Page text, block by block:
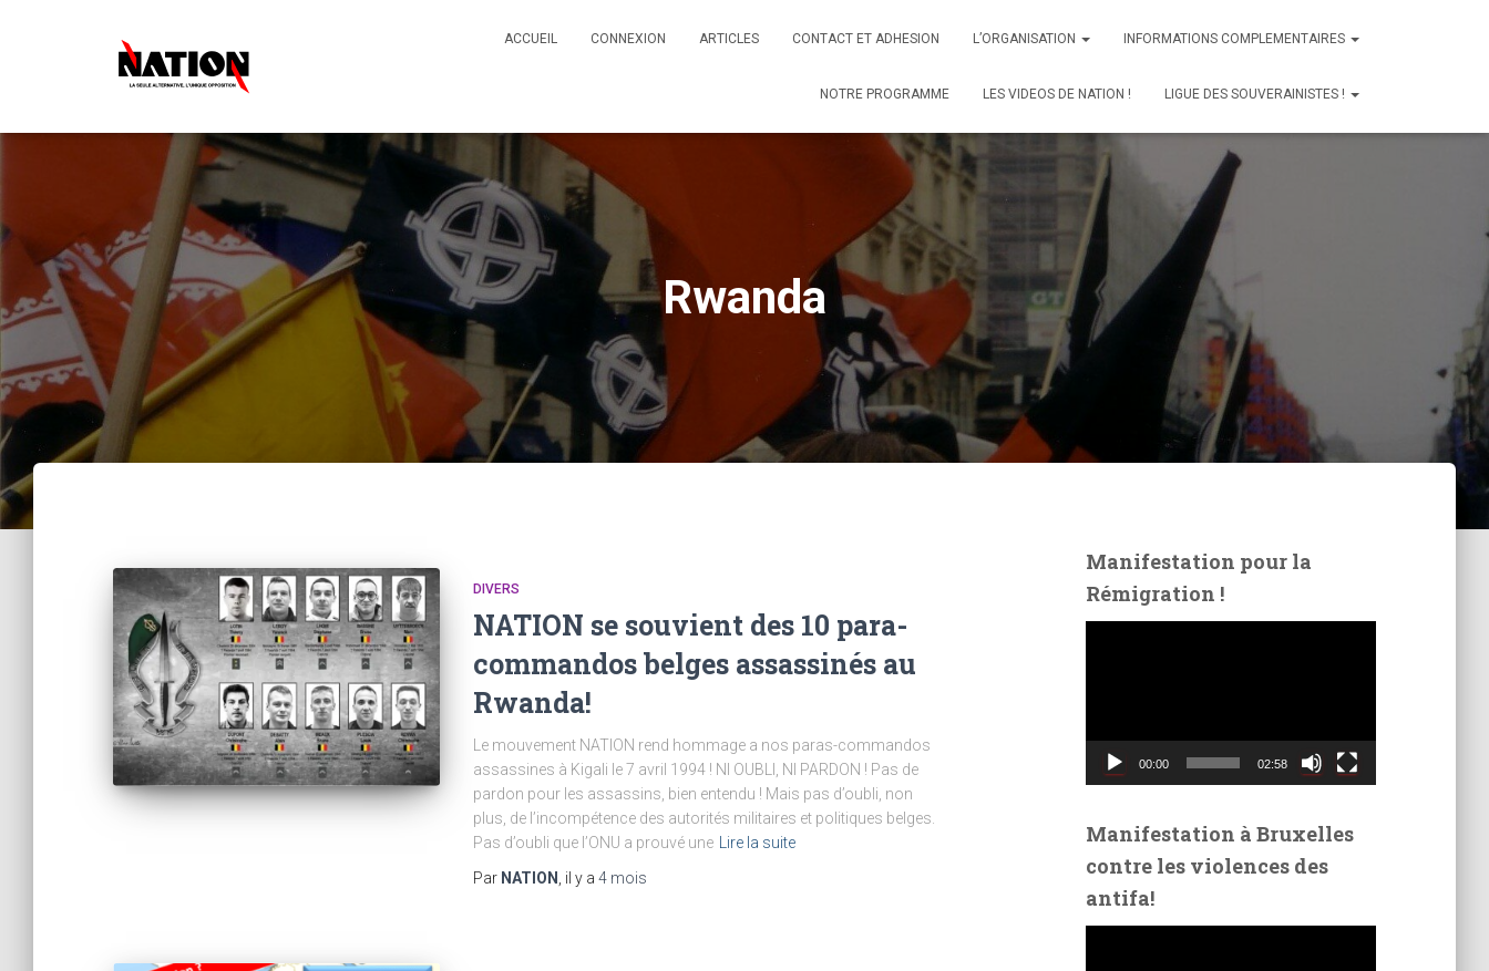
ACCUEIL CONNEXION ARTICLES CONTACT ET ADHESION L’ORGANISATION INFORMATIONS COMPLEMENTAIRES
NOTRE PROGRAMME LES VIDEOS DE NATION ! LIGUE DES SOUVERAINISTES !
Rwanda
DIVERS
NATION se souvient des 10 para-
commandos belges assassinés au
Rwanda!
Le mouvement NATION rend hommage a nos paras-commandos
assassines à Kigali le 7 avril 1994 ! NI OUBLI, NI PARDON ! Pas de
pardon pour les assassins, bien entendu ! Mais pas d’oubli, non
plus, de l’incompétence des autorités militaires et politiques belges.
Pas d’oubli que l’ONU a prouvé une
Lire la suite
Par NATION , il y a 4 mois
Manifestation pour la
Rémigration !
i
é
o
00:00 02:58
Manifestation à Bruxelles
contre les violences des
antifa!